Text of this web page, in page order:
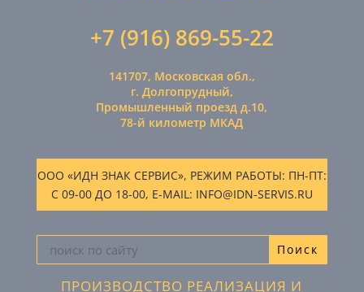
+7 (916) 869-55-22
141707, Московская обл.,
г. Долгопрудный,
Промышленный проезд д.10,
78-й километр МКАД
ООО «ИДН ЗНАК СЕРВИС», РЕЖИМ РАБОТЫ: ПН-ПТ:
С 09-00 ДО 18-00, E-MAIL: INFO@IDN-SERVIS.RU
ПРОИЗВОДСТВО РЕАЛИЗАЦИЯ И